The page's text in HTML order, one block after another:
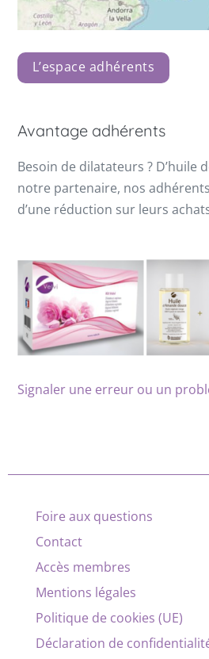
L’espace adhérents
Avantage adhérents
Besoin de dilatateurs ? D’huile
notre partenaire, nos
d’une réduction sur leurs
Signaler une erreur ou un
Foire aux questions
Contact
Accès membres
Mentions légales
Politique de cookies (UE)
Déclaration de